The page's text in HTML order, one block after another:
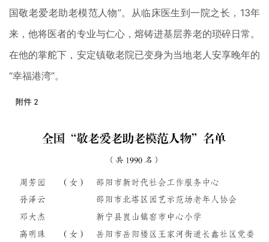
国敬老爱老助老模范人物”。从临床医生到一院之长，13年
来，他将医者的专业与仁心，熔铸进基层养老的琐碎日常。
在他的掌舵下，安定镇敬老院已变身为当地老人安享晚年的
“幸福港湾”。